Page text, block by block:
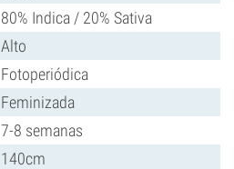
80% Indica / 20% Sativa
Alto
Fotoperiódica
Feminizada
7-8 semanas
140cm